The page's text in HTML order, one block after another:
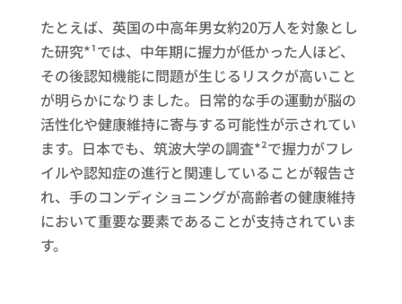
たとえば、英国の中高年男女約20万人を対象とし
た研究*¹では、中年期に握力が低かった人ほど、
その後認知機能に問題が生じるリスクが高いこと
が明らかになりました。日常的な手の運動が脳の
活性化や健康維持に寄与する可能性が示されてい
ます。日本でも、筑波大学の調査*²で握力がフレ
イルや認知症の進行と関連していることが報告さ
れ、手のコンディショニングが高齢者の健康維持
において重要な要素であることが支持されていま
す。